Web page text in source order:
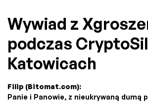
Wywiad z
podczas
Katowicach
Filip (Bitomat.com):
Panie i Panowie, z nieukrywaną dumą